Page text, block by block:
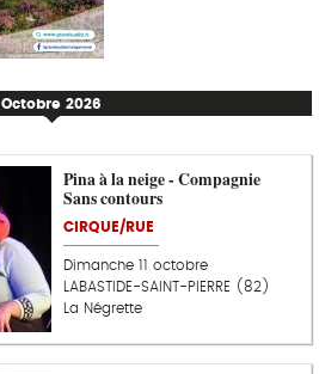
Octobre 2026
Pina à la neige - Compagnie
Sans contours
CIRQUE/RUE
Dimanche 11 octobre
LABASTIDE-SAINT-PIERRE (82)
La Négrette